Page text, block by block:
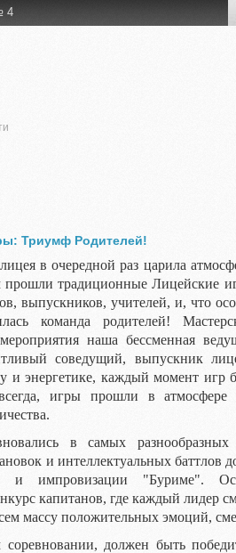
4
Триумф Родителей!
в очередной раз царила
прошли традиционные Лицейские
выпускников, учителей, и, что
команда родителей!
наша бессменная
соведущий, выпускник
и энергетике, каждый момент
игры прошли в атмосфере
в самых
и интеллектуальных баттлов
и импровизации "Буриме".
капитанов, где каждый лидер
массу положительных эмоций,
должен быть